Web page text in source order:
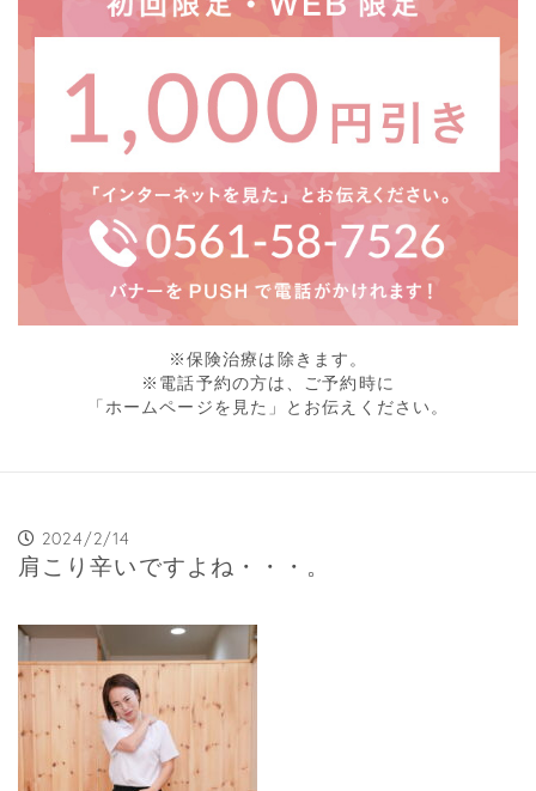
※保険治療は除きます。
※電話予約の方は、ご予約時に
「ホームページを見た」とお伝えください。
2024/2/14
肩こり辛いですよね・・・。